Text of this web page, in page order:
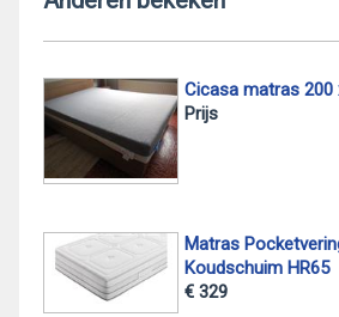
Cicasa matras 200
Prijs
Matras
Koudschuim HR65
€ 329